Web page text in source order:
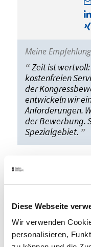
Diese Webseite
Wir verwenden
personalisieren,
Meine Empfehlung
Zeit ist
kostenfreien
der
entwickeln wir
Anforderungen.
der Bewerbung.
Spezialgebiet.
UNSER
zu den regionalen
unserer